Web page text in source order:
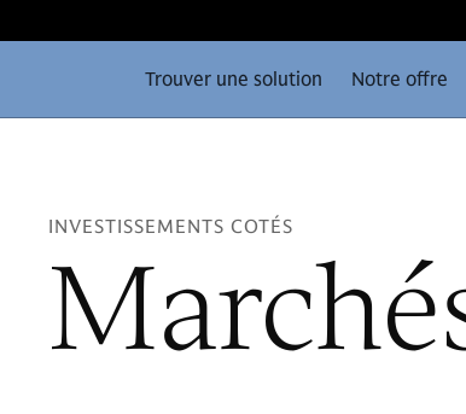
Trouver une solution Notre offre
INVESTISSEMENTS COTÉS